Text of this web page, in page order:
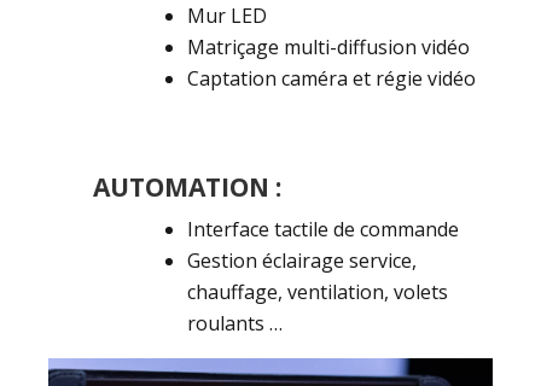
Mur LED
Matriçage multi-diffusion vidéo
Captation caméra et régie vidéo
AUTOMATION :
Interface tactile de commande
Gestion éclairage service,
chauffage, ventilation, volets
roulants …